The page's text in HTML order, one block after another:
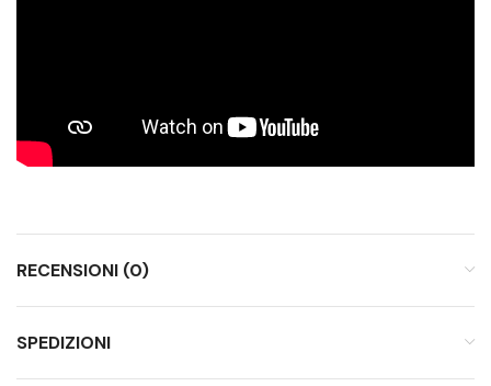
RECENSIONI (0)
SPEDIZIONI